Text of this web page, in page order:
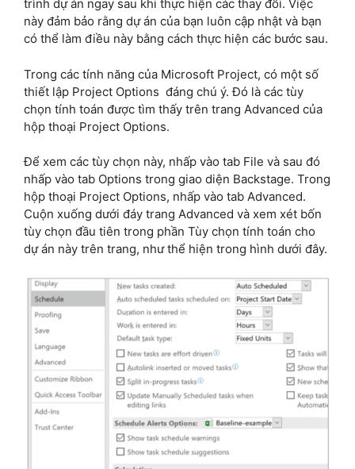
trình dự án ngay sau khi thực hiện các thay đổi. Việc
này đảm bảo rằng dự án của bạn luôn cập nhật và bạn
có thể làm điều này bằng cách thực hiện các bước sau.
Trong các tính năng của Microsoft Project, có một số
thiết lập Project Options đáng chú ý. Đó là các tùy
chọn tính toán được tìm thấy trên trang Advanced của
hộp thoại Project Options.
Để xem các tùy chọn này, nhấp vào tab File và sau đó
nhấp vào tab Options trong giao diện Backstage. Trong
hộp thoại Project Options, nhấp vào tab Advanced.
Cuộn xuống dưới đáy trang Advanced và xem xét bốn
tùy chọn đầu tiên trong phần Tùy chọn tính toán cho
dự án này trên trang, như thể hiện trong hình dưới đây.